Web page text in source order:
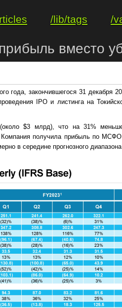
/lib/tags /
вместо
года, закончившегося 31 декабря
IPO и листинга на
$3 млрд), что на 31​%
получила прибыль по
в середине прогнозного